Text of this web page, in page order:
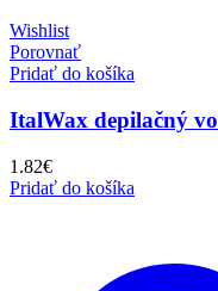
Wishlist
Porovnať
Pridať do košíka
ItalWax depilačný
1.82€
Pridať do košíka